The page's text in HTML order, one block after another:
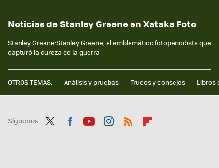
Noticias de Stanley Greene en Xataka Foto
Stanley Greene:Stanley Greene, el emblemático fotoperiodista que
capturó la dureza de la guerra
OTROS TEMAS: Análisis y pruebas Trucos y consejos Libros
Síguenos